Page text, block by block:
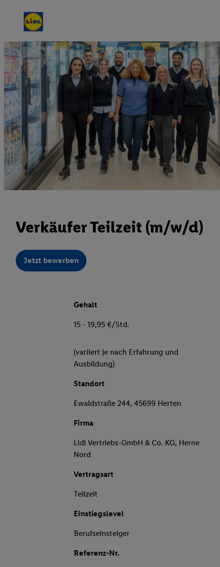
Verkäufer Teilzeit (m/w/d)
Jetzt bewerben
Gehalt
15 - 19,95 €/Std.
(variiert je nach Erfahrung und
Ausbildung)
Standort
Ewaldstraße 244, 45699 Herten
Firma
Lidl Vertriebs-GmbH & Co. KG, Herne
Nord
Vertragsart
Teilzeit
Einstiegslevel
Berufseinsteiger
Referenz-Nr.